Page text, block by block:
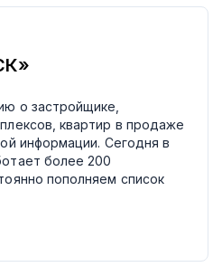
о застройщике,
квартир в продаже
информации. Сегодня в
более 200
пополняем список